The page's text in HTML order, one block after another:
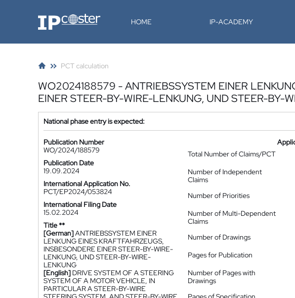
IP-Coster HOME IP-ACADEMY
PCT calculation
WO2024188579 - ANTRIEBSSYSTEM EINER
EINER STEER-BY-WIRE-LENKUNG, UND STEER-BY-
National phase entry is expected:
Publication Number
WO/2024/188579
Publication Date
19.09.2024
International Application No.
PCT/EP2024/053824
International Filing Date
15.02.2024
Title **
[German]ANTRIEBSSYSTEM EINER
LENKUNG EINES KRAFTFAHRZEUGS,
INSBESONDERE EINER STEER-BY-WIRE-
LENKUNG, UND STEER-BY-WIRE-
LENKUNG
[English] DRIVE SYSTEM OF A STEERING
SYSTEM OF A MOTOR VEHICLE, IN
PARTICULAR A STEER-BY-WIRE
Total Number of Claims/PCT
Number of Independent
Claims
Number of Priorities
Number of Multi-Dependent
Claims
Number of Drawings
Pages for Publication
Number of Pages with
Drawings